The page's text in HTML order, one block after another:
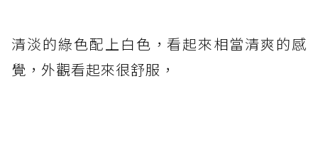
清淡的綠色配上白色，看起來相當清爽的感
覺，外觀看起來很舒服，